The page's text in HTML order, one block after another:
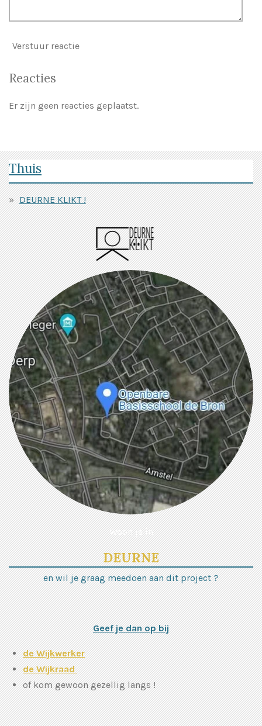
Verstuur reactie
Reacties
Er zijn geen reacties geplaatst.
Thuis
DEURNE KLIKT !
Woon je in
DEURNE
en wil je graag meedoen aan dit project ?
Geef je dan op bij
de Wijkwerker
de Wijkraad
of kom gewoon gezellig langs !